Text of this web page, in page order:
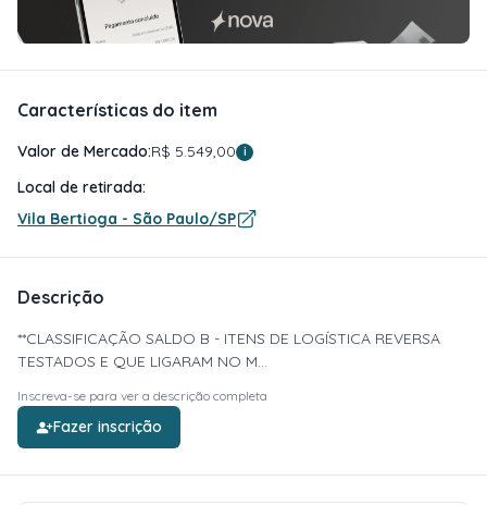
Características do item
Valor de Mercado:R$ 5.549,00 i
Local de retirada:
Vila Bertioga - São Paulo/SP
Descrição
**CLASSIFICAÇÃO SALDO B - ITENS DE LOGÍSTICA REVERSA
TESTADOS E QUE LIGARAM NO M...
Inscreva-se para ver a descrição completa
Fazer inscrição